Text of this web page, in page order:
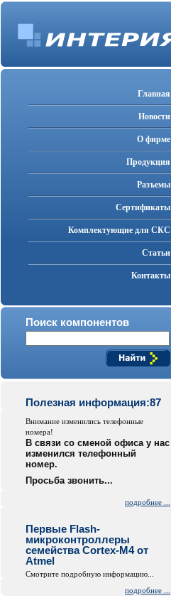
Главная
Новости
О фирме
Продукция
Разъемы
Cертификаты
Комплектующие для СКС
Статьи
Контакты
Поиск компонентов
Полезная информация:87
Внимание изменились телефонные
номера!
В связи со сменой офиса у нас
изменился телефонный
номер.
Просьба звонить...
подробнее ...
Первые Flash-
микроконтроллеры
семейства Cortex-M4 от
Atmel
Смотрите подробную информацию...
подробнее ...